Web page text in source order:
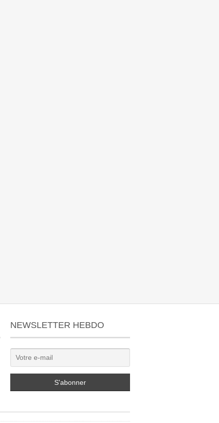
NEWSLETTER HEBDO